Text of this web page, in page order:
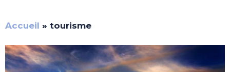
Accueil » tourisme